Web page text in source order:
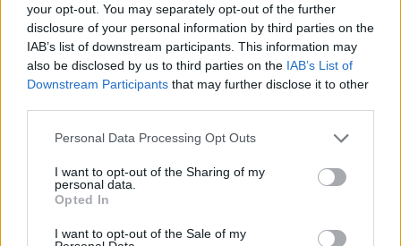
your opt-out. You may separately opt-out of the further
disclosure of your personal information by third parties on the
IAB’s list of downstream participants. This information may
also be disclosed by us to third parties on the IAB’s List of
Downstream Participants that may further disclose it to other
Please note that this website/app uses one or more Google
not limited to your visit or usage behaviour. You may click to
grant or deny consent to Google and its third-party tags to
use your data for below specified purposes in below Google
consent section.
Personal Data Processing Opt Outs
I want to opt-out of the Sharing of my
personal data.
Opted In
I want to opt-out of the Sale of my